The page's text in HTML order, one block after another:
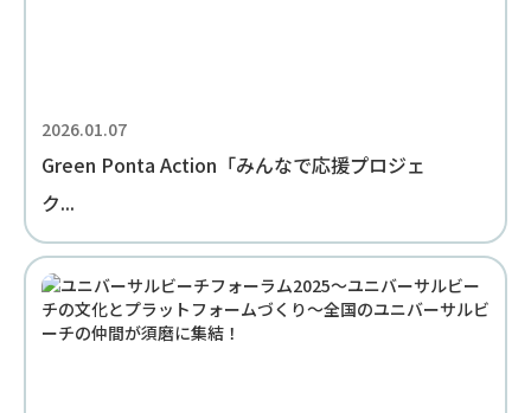
2026.01.07
Green Ponta Action「みんなで応援プロジェ
ク...